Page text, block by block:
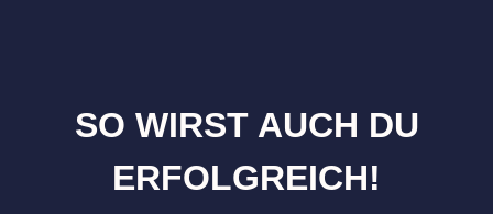
SO WIRST AUCH DU
ERFOLGREICH!